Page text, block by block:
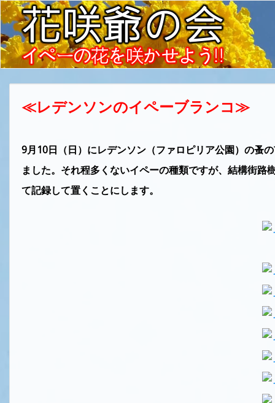
≪レデンソンのイペーブランコ≫
9月10日（日）にレデンソン（ファロピリア公園）の蚤
ました。それ程多くないイペーの種類ですが、結構街
て記録して置くことにします。